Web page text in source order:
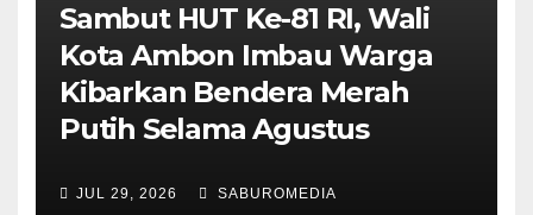
Sambut HUT Ke-81 RI, Wali
Kota Ambon Imbau Warga
Kibarkan Bendera Merah
Putih Selama Agustus
JUL 29, 2026 SABUROMEDIA
PENDIDIKAN & OLAHRAGA THE MOLUCCAS